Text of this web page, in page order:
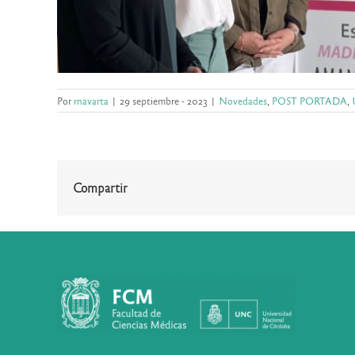
Porrnavarta | 29 septiembre - 2023 | Novedades, POST PORTADA,
Compartir